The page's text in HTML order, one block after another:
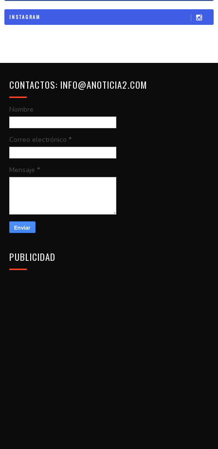
INSTAGRAM
CONTACTOS: INFO@ANOTICIA2.COM
Nombre
Correo electrónico *
Mensaje *
PUBLICIDAD